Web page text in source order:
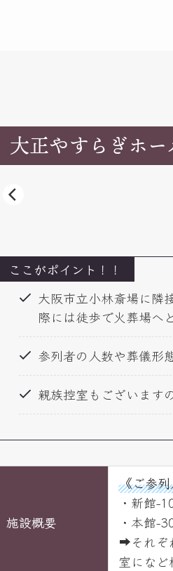
大正やすらぎホー
ここがポイント！！
大阪市立小林斎場に隣
際には徒歩で火葬場へ
参列者の人数や葬儀形
親族控室もございます
施設概要
《ご参
・新館-
・本館-
➡それぞ
室になど